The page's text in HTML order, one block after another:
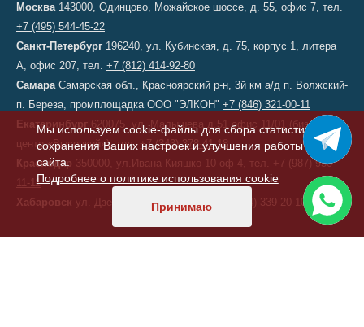
Москва143000, Одинцово, Можайское шоссе, д. 55, офис 7, тел.
+7 (495) 544-45-22
Санкт-Петербург 196240, ул. Кубинская, д. 75, корпус 1, литера
А, офис 207, тел. +7 (812) 414-92-80
СамараСамарская обл., Красноярский р-н, 3й км а/д п. Волжский-
п. Береза, промплощадка ООО "ЭЛКОН" +7 (846) 321-00-11
Екатеринбург 620075, ул. Малышева д.51 офис 11/01 (бизнес-
центр «Высоцкий»), тел. +7 (343) 378-41-18
Краснодар 350000, ул.Ивана Кияшко 10 оф 4, тел. +7 (987) 950-
11-11
Хабаровск ул. Дзержинского, д. 6, тел. +7 (914) 339-20-10
Мы используем cookie-файлы для сбора статистики,
сохранения Ваших настроек и улучшения работы
сайта.
Подробнее о политике использования cookie
Принимаю